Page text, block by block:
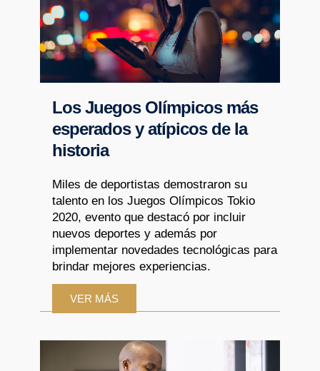
Los Juegos Olímpicos más
esperados y atípicos de la
historia
Miles de deportistas demostraron su
talento en los Juegos Olímpicos Tokio
2020, evento que destacó por incluir
nuevos deportes y además por
implementar novedades tecnológicas para
brindar mejores experiencias.
VER MÁS